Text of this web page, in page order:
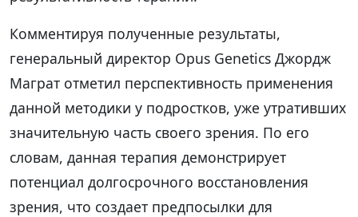
Комментируя полученные результаты,
генеральный директор Opus Genetics Джордж
Маграт отметил перспективность применения
данной методики у подростков, уже утративших
значительную часть своего зрения. По его
словам, данная терапия демонстрирует
потенциал долгосрочного восстановления
зрения, что создает предпосылки для